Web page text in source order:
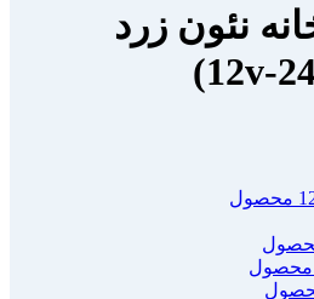
4خانه نئون زرد
محصول